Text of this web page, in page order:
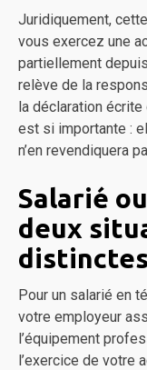
Juridiquement,
vous exercez une
partiellement
relève de la
la déclaration
est si importante :
n’en revendiquera
Salarié
deux
distinctes
Pour un salarié en
votre employeur
l’équipement
l’exercice de votre